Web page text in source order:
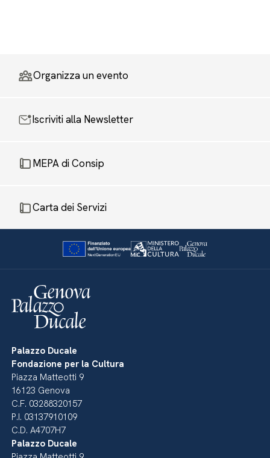
Organizza un evento
Iscriviti alla Newsletter
MEPA di Consip
Carta dei Servizi
Palazzo Ducale
Fondazione per la Cultura
Piazza Matteotti 9
16123 Genova
C.F. 03288320157
P.I. 03137910109
C.D. A4707H7
Palazzo Ducale